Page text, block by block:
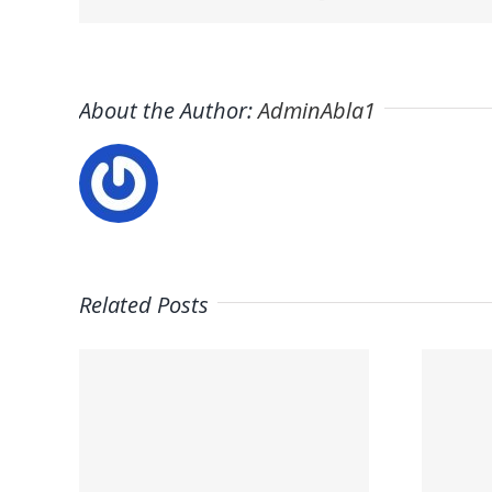
About the Author:AdminAbla1
Related Posts